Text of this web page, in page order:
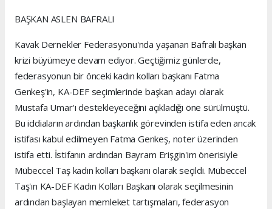
BAŞKAN ASLEN BAFRALI
Kavak Dernekler Federasyonu'nda yaşanan Bafralı başkan
krizi büyümeye devam ediyor. Geçtiğimiz günlerde,
federasyonun bir önceki kadın kolları başkanı Fatma
Genkeş'in, KA-DEF seçimlerinde başkan adayı olarak
Mustafa Umar'ı destekleyeceğini açıkladığı öne sürülmüştü.
Bu iddiaların ardından başkanlık görevinden istifa eden ancak
istifası kabul edilmeyen Fatma Genkeş, noter üzerinden
istifa etti. İstifanın ardından Bayram Erişgin'im önerisiyle
Mübeccel Taş kadın kolları başkanı olarak seçildi. Mübeccel
Taş'ın KA-DEF Kadın Kolları Başkanı olarak seçilmesinin
ardından başlayan memleket tartışmaları, federasyon